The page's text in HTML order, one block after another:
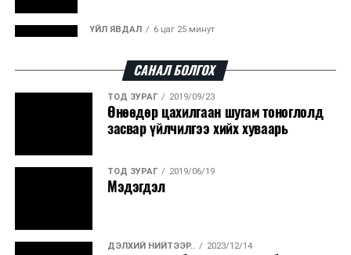
ҮЙЛ ЯВДАЛ 6 цаг 25 минут
ДЭЛХИЙ НИЙТЭЭР.. 2026/08/06
“Уралдронзавод” компанийн ерөнхий
захирлын автомашиныг дэлбэлжээ...
ҮЙЛ ЯВДАЛ 2026/08/06
Сүхбаатар боомтоор тав хоногт 10 мянга гаруй
ДЭЛХИЙ НИЙТЭЭР.. 2026/08/06
САНАЛ БОЛГОХ
ТОД ЗУРАГ 2019/09/23
Өнөөдөр цахилгаан шугам тоноглолд
засвар үйлчилгээ хийх хуваарь
ТОД ЗУРАГ 2019/06/19
Мэдэгдэл
ДЭЛХИЙ НИЙТЭЭР.. 2023/12/14